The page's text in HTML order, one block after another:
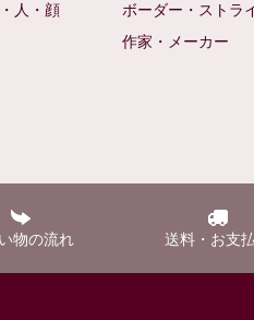
人・顔
ボーダー・ストラ
作家・メーカー
物の流れ 送料・お支